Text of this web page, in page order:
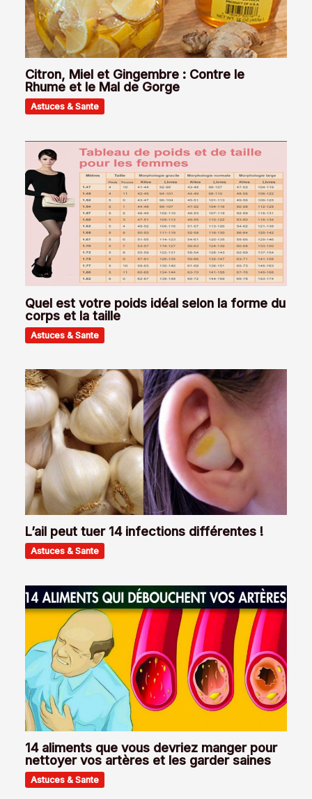
Citron, Miel et Gingembre : Contre le
Rhume et le Mal de Gorge
Astuces & Sante
Quel est votre poids idéal selon la forme du
corps et la taille
Astuces & Sante
L’ail peut tuer 14 infections différentes !
Astuces & Sante
14 aliments que vous devriez manger pour
nettoyer vos artères et les garder saines
Astuces & Sante